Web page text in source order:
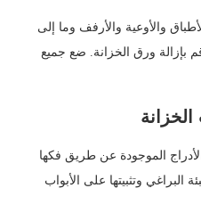
والأوعية والأرفف وما إلى
بإزالة ورق الخزانة. ضع جميع
الموجودة عن طريق فكها
البراغي وتثبيتها على الأبواب